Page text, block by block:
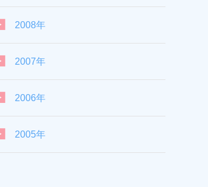
2008年
2007年
2006年
2005年